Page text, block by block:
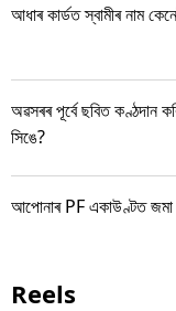
আধাৰ কাৰ্ডত স্বামীৰ নাম
অৱসৰৰ পূৰ্বে ছবিত কণ্ঠদান
সিঙে?
আপোনাৰ PF একাউণ্টত জমা
Reels